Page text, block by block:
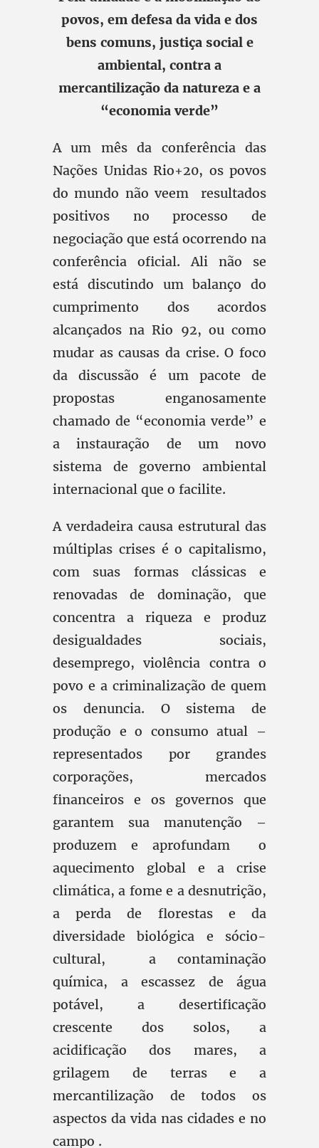
povos, em defesa da vida e dos
bens comuns, justiça social e
ambiental, contra a
mercantilização da natureza e a
“economia verde”
A um mês da conferência das
Nações Unidas Rio+20, os povos
do mundo não veem resultados
positivos no processo de
negociação que está ocorrendo na
conferência oficial. Ali não se
está discutindo um balanço do
cumprimento dos acordos
alcançados na Rio 92, ou como
mudar as causas da crise. O foco
da discussão é um pacote de
propostas enganosamente
chamado de “economia verde” e
a instauração de um novo
sistema de governo ambiental
internacional que o facilite.
A verdadeira causa estrutural das
múltiplas crises é o capitalismo,
com suas formas clássicas e
renovadas de dominação, que
concentra a riqueza e produz
desigualdades sociais,
desemprego, violência contra o
povo e a criminalização de quem
os denuncia. O sistema de
produção e o consumo atual –
representados por grandes
corporações, mercados
financeiros e os governos que
garantem sua manutenção –
produzem e aprofundam o
aquecimento global e a crise
climática, a fome e a desnutrição,
a perda de florestas e da
diversidade biológica e sócio-
cultural, a contaminação
química, a escassez de água
potável, a desertificação
crescente dos solos, a
acidificação dos mares, a
grilagem de terras e a
mercantilização de todos os
aspectos da vida nas cidades e no
campo .